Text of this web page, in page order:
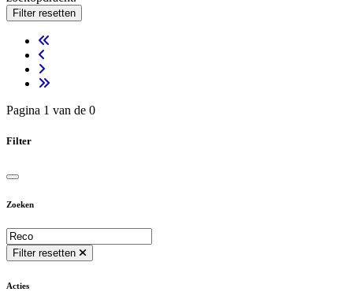
Filter resetten
Pagina 1 van de 0
Filter
Zoeken
Filter resetten
Acties